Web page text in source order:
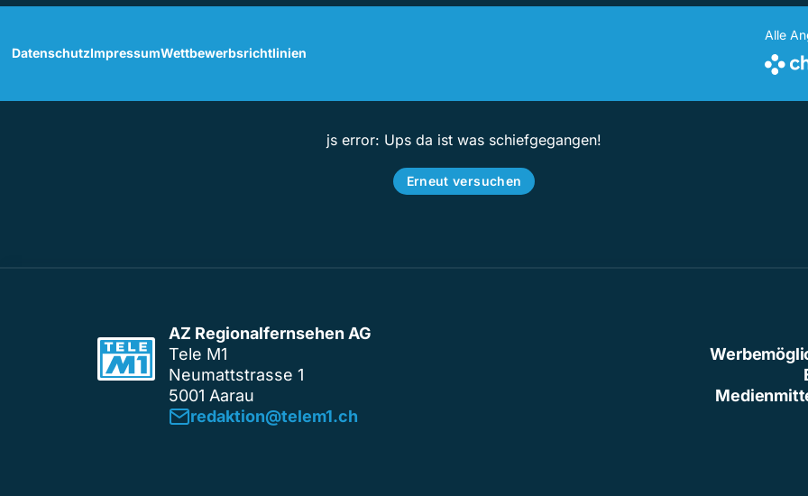
DatenschutzImpressumWettbewerbsrichtlinien
Alle
js error: Ups da ist was schiefgegangen!
Erneut versuchen
AZ Regionalfernsehen AG
Tele M1
Neumattstrasse 1
5001 Aarau
redaktion@telem1.ch